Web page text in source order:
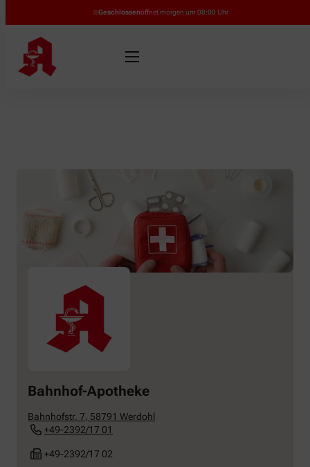
Geschlossenöffnet morgen um 08:00 Uhr
Bahnhof-Apotheke
Bahnhofstr. 7 58791 Werdohl
+49-2392/17 01
+49-2392/17 02